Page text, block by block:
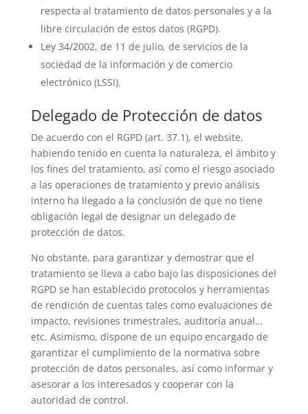
respecta al tratamiento de datos personales y a la
libre circulación de estos datos (RGPD).
Ley 34/2002, de 11 de julio, de servicios de la
sociedad de la información y de comercio
electrónico (LSSI).
Delegado de Protección de datos
De acuerdo con el RGPD (art. 37.1), el website,
habiendo tenido en cuenta la naturaleza, el ámbito y
los fines del tratamiento, así como el riesgo asociado
a las operaciones de tratamiento y previo análisis
interno ha llegado a la conclusión de que no tiene
obligación legal de designar un delegado de
protección de datos.
No obstante, para garantizar y demostrar que el
tratamiento se lleva a cabo bajo las disposiciones del
RGPD se han establecido protocolos y herramientas
de rendición de cuentas tales como evaluaciones de
impacto, revisiones trimestrales, auditoría anual…
etc. Asimismo, dispone de un equipo encargado de
garantizar el cumplimiento de la normativa sobre
protección de datos personales, así como informar y
asesorar a los interesados y cooperar con la
autoridad de control.